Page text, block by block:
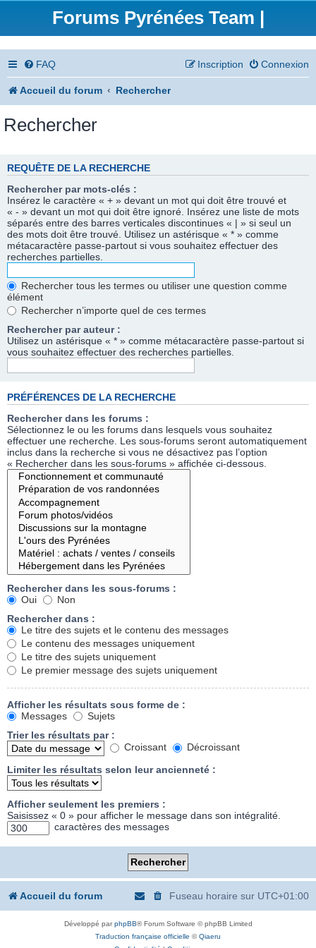
Forums Pyrénées Team |
FAQ Connexion
Inscription
Accueil du forum Rechercher
Rechercher
REQUÊTE DE LA RECHERCHE
Rechercher par mots-clés :
Insérez le caractère « + » devant un mot qui doit être trouvé et
« - » devant un mot qui doit être ignoré. Insérez une liste de mots
séparés entre des barres verticales discontinues « | » si seul un
des mots doit être trouvé. Utilisez un astérisque « * » comme
métacaractère passe-partout si vous souhaitez effectuer des
recherches partielles.
Rechercher tous les termes ou utiliser une question comme
élément
Rechercher n’importe quel de ces termes
Rechercher par auteur :
Utilisez un astérisque « * » comme métacaractère passe-partout si
vous souhaitez effectuer des recherches partielles.
PRÉFÉRENCES DE LA RECHERCHE
Rechercher dans les forums :
Sélectionnez le ou les forums dans lesquels vous souhaitez
effectuer une recherche. Les sous-forums seront automatiquement
inclus dans la recherche si vous ne désactivez pas l’option
« Rechercher dans les sous-forums » affichée ci-dessous.
Rechercher dans les sous-forums :
Oui
Non
Rechercher dans :
Le titre des sujets et le contenu des messages
Le contenu des messages uniquement
Le titre des sujets uniquement
Le premier message des sujets uniquement
Afficher les résultats sous forme de :
Messages
Sujets
Trier les résultats par :
Croissant
Décroissant
Limiter les résultats selon leur ancienneté :
Afficher seulement les premiers :
Saisissez « 0 » pour afficher le message dans son intégralité.
caractères des messages
Accueil du forum Fuseau horaire sur UTC+01:00
Développé parphpBB® Forum Software © phpBB Limited
Traduction française officielle ©Qiaeru